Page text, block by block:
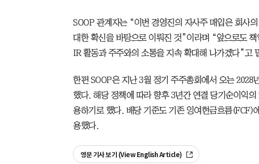
SOOP 관계자는 “이번 경영진의 자사주 매입은 회사
대한 확신을 바탕으로 이뤄진 것”이라며 “앞으로도
IR 활동과 주주와의 소통을 지속 확대해 나가겠다”고
한편 SOOP은 지난 3월 정기 주주총회에서 오는 2028
했다. 해당 정책에 따라 향후 3년간 연결 당기순이익
용하기로 했다. 배당 기준도 기존 잉여현금흐름(FCF)
용했다.
영문 기사 보기 (View English Article)